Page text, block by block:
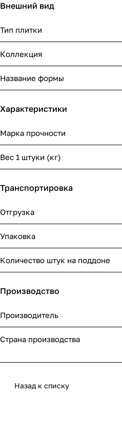
Внешний вид
Тип плитки
Коллекция
Название формы
Характеристики
Марка прочности
Вес 1 штуки (кг)
Транспортировка
Отгрузка
Упаковка
Количество штук на поддоне
Производство
Производитель
Страна производства
Назад к списку